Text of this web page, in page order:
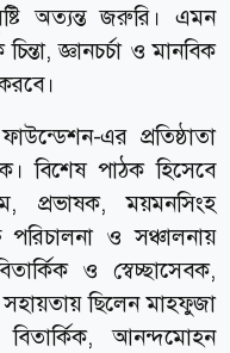
অত্যন্ত জরুরি। এমন
জ্ঞানচর্চা ও মানবিক
এর প্রতিষ্ঠাতা
বিশেষ পাঠক হিসেবে
প্রভাষক, ময়মনসিংহ
ও সঞ্চালনায়
ও স্বেচ্ছাসেবক,
সহায়তায় ছিলেন মাহফুজা
আনন্দমোহন